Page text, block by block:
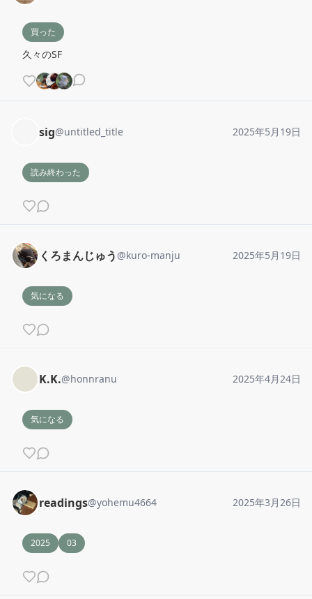
買った
久々のSF
sig@untitled_title 2025年5月19日
読み終わった
くろまんじゅう @kuro-manju 2025年5月19日
気になる
K.K.@honnranu 2025年4月24日
気になる
readings@yohemu4664 2025年3月26日
2025 03